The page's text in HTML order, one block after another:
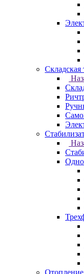
Складская
Отопление